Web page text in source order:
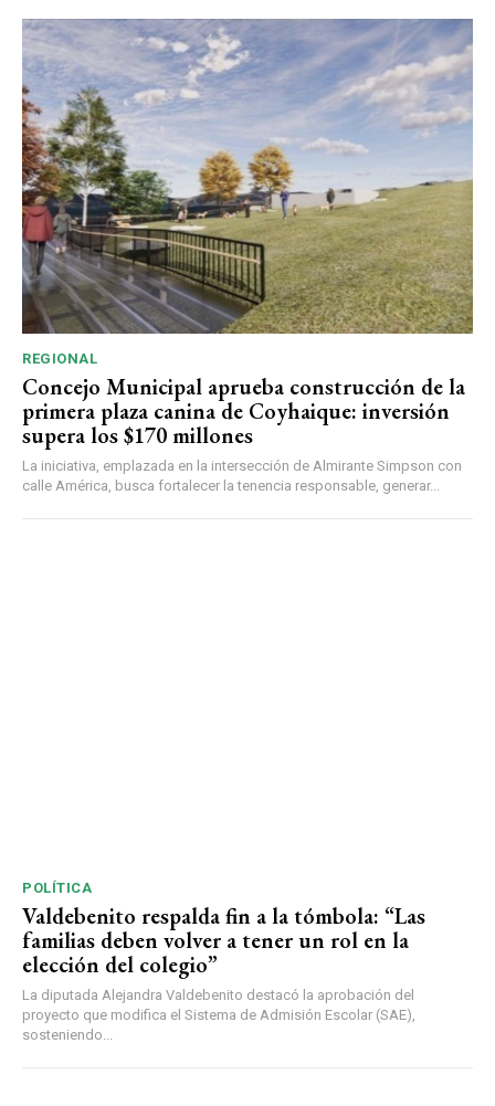
REGIONAL
Concejo Municipal aprueba construcción de la
primera plaza canina de Coyhaique: inversión
supera los $170 millones
La iniciativa, emplazada en la intersección de Almirante Simpson con
calle América, busca fortalecer la tenencia responsable, generar...
POLÍTICA
Valdebenito respalda fin a la tómbola: “Las
familias deben volver a tener un rol en la
elección del colegio”
La diputada Alejandra Valdebenito destacó la aprobación del
proyecto que modifica el Sistema de Admisión Escolar (SAE),
sosteniendo...